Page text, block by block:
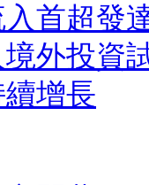
首超發
外投資
增長